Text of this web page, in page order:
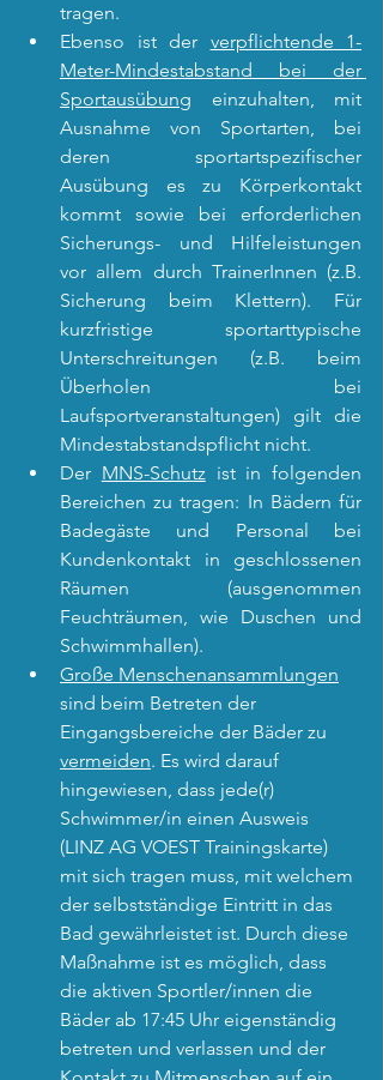
tragen.
Ebenso ist der verpflichtende 1-
Meter-Mindestabstand bei der
Sportausübung einzuhalten, mit
Ausnahme von Sportarten, bei
deren sportartspezifischer
Ausübung es zu Körperkontakt
kommt sowie bei erforderlichen
Sicherungs- und Hilfeleistungen
vor allem durch TrainerInnen (z.B.
Sicherung beim Klettern). Für
kurzfristige sportarttypische
Unterschreitungen (z.B. beim
Überholen bei
Laufsportveranstaltungen) gilt die
Mindestabstandspflicht nicht.
Der MNS-Schutz ist in folgenden
Bereichen zu tragen: In Bädern für
Badegäste und Personal bei
Kundenkontakt in geschlossenen
Räumen (ausgenommen
Feuchträumen, wie Duschen und
Schwimmhallen).
Große Menschenansammlungen
sind beim Betreten der
Eingangsbereiche der Bäder zu
vermeiden. Es wird darauf
hingewiesen, dass jede(r)
Schwimmer/in einen Ausweis
(LINZ AG VOEST Trainingskarte)
mit sich tragen muss, mit welchem
der selbstständige Eintritt in das
Bad gewährleistet ist. Durch diese
Maßnahme ist es möglich, dass
die aktiven Sportler/innen die
Bäder ab 17:45 Uhr eigenständig
betreten und verlassen und der